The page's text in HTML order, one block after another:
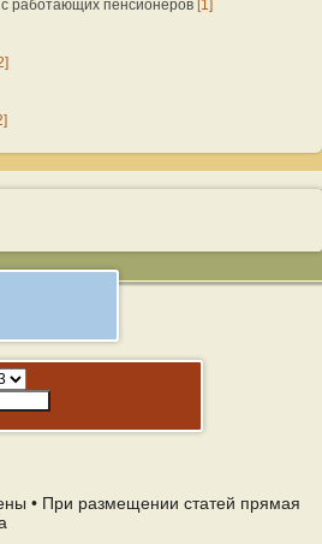
работающих пенсионеров [1]
• При размещении статей прямая